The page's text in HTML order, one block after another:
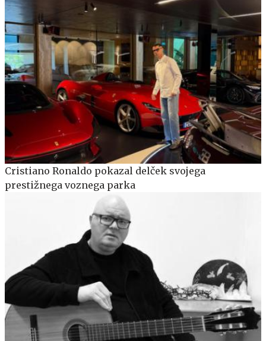
Cristiano Ronaldo pokazal delček svojega
prestižnega voznega parka